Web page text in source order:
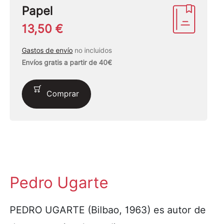
Papel
13,50 €
Gastos de envío no incluidos
Envíos gratis a partir de 40€
Comprar
Pedro Ugarte
PEDRO UGARTE (Bilbao, 1963) es autor de